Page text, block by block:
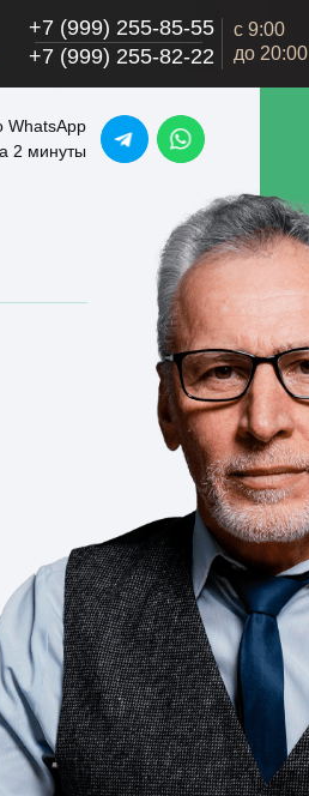
+7 (999) 255-82-22
+7 (999) 255-85-55
с 9:00
до 20:00
WhatsApp
2 минуты